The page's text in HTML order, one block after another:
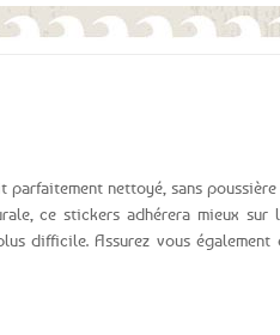
nettoyé, sans
ce stickers adhérera mieux sur
difficile. Assurez vous également